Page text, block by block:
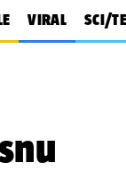
VIRAL SCI/